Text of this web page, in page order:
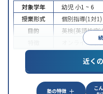
対象学年 幼児 小1 ~ 6
授業形式
個別指導(1対1)
目的
英検(英語検定)
オンライン対応
近く
塾の特徴
こ